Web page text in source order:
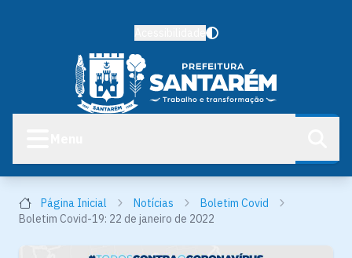
Página Inicial Notícias
Boletim Covid
Boletim Covid-19: 22 de janeiro de 2022